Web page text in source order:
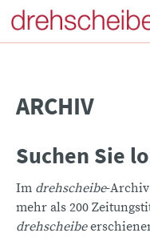
ARCHIV
Suchen Sie
Im drehscheibe-
mehr als 200
drehscheibe